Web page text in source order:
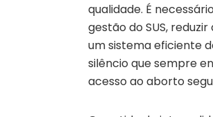
qualidade. É
gestão do SUS,
um sistema eficiente
silêncio que sempre
acesso ao aborto